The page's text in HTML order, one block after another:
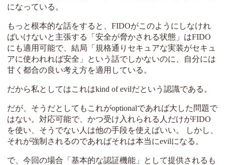
になっている。
もっと根本的な話をすると、FIDOがこのようにしなけれ
ばいけないと主張する「安全が脅かされる状態」はFIDO
にも適用可能で、結局「規格通りセキュアな実装がセキュ
アに使われれば安全」という話でしかないのに、自分には
甘く都合の良い考え方を適用している。
だから私としてはこれはkind of evilだという認識である。
だが、そうだとしてもこれがoptionalであれば大した問題で
はない。対応可能で、かつ受け入れられる人だけがFIDO
を使い、そうでない人は他の手段を使えばいい。 しかし、
それが強制されるのであればそれは本当にevilになる。
で、今回の場合「基本的な認証機能」として提供されるも